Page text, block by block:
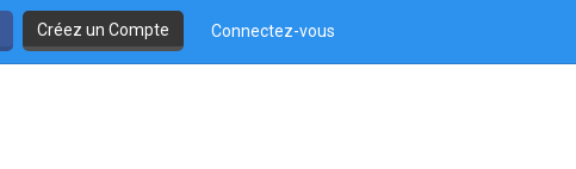
Créez un Compte Connectez-vous